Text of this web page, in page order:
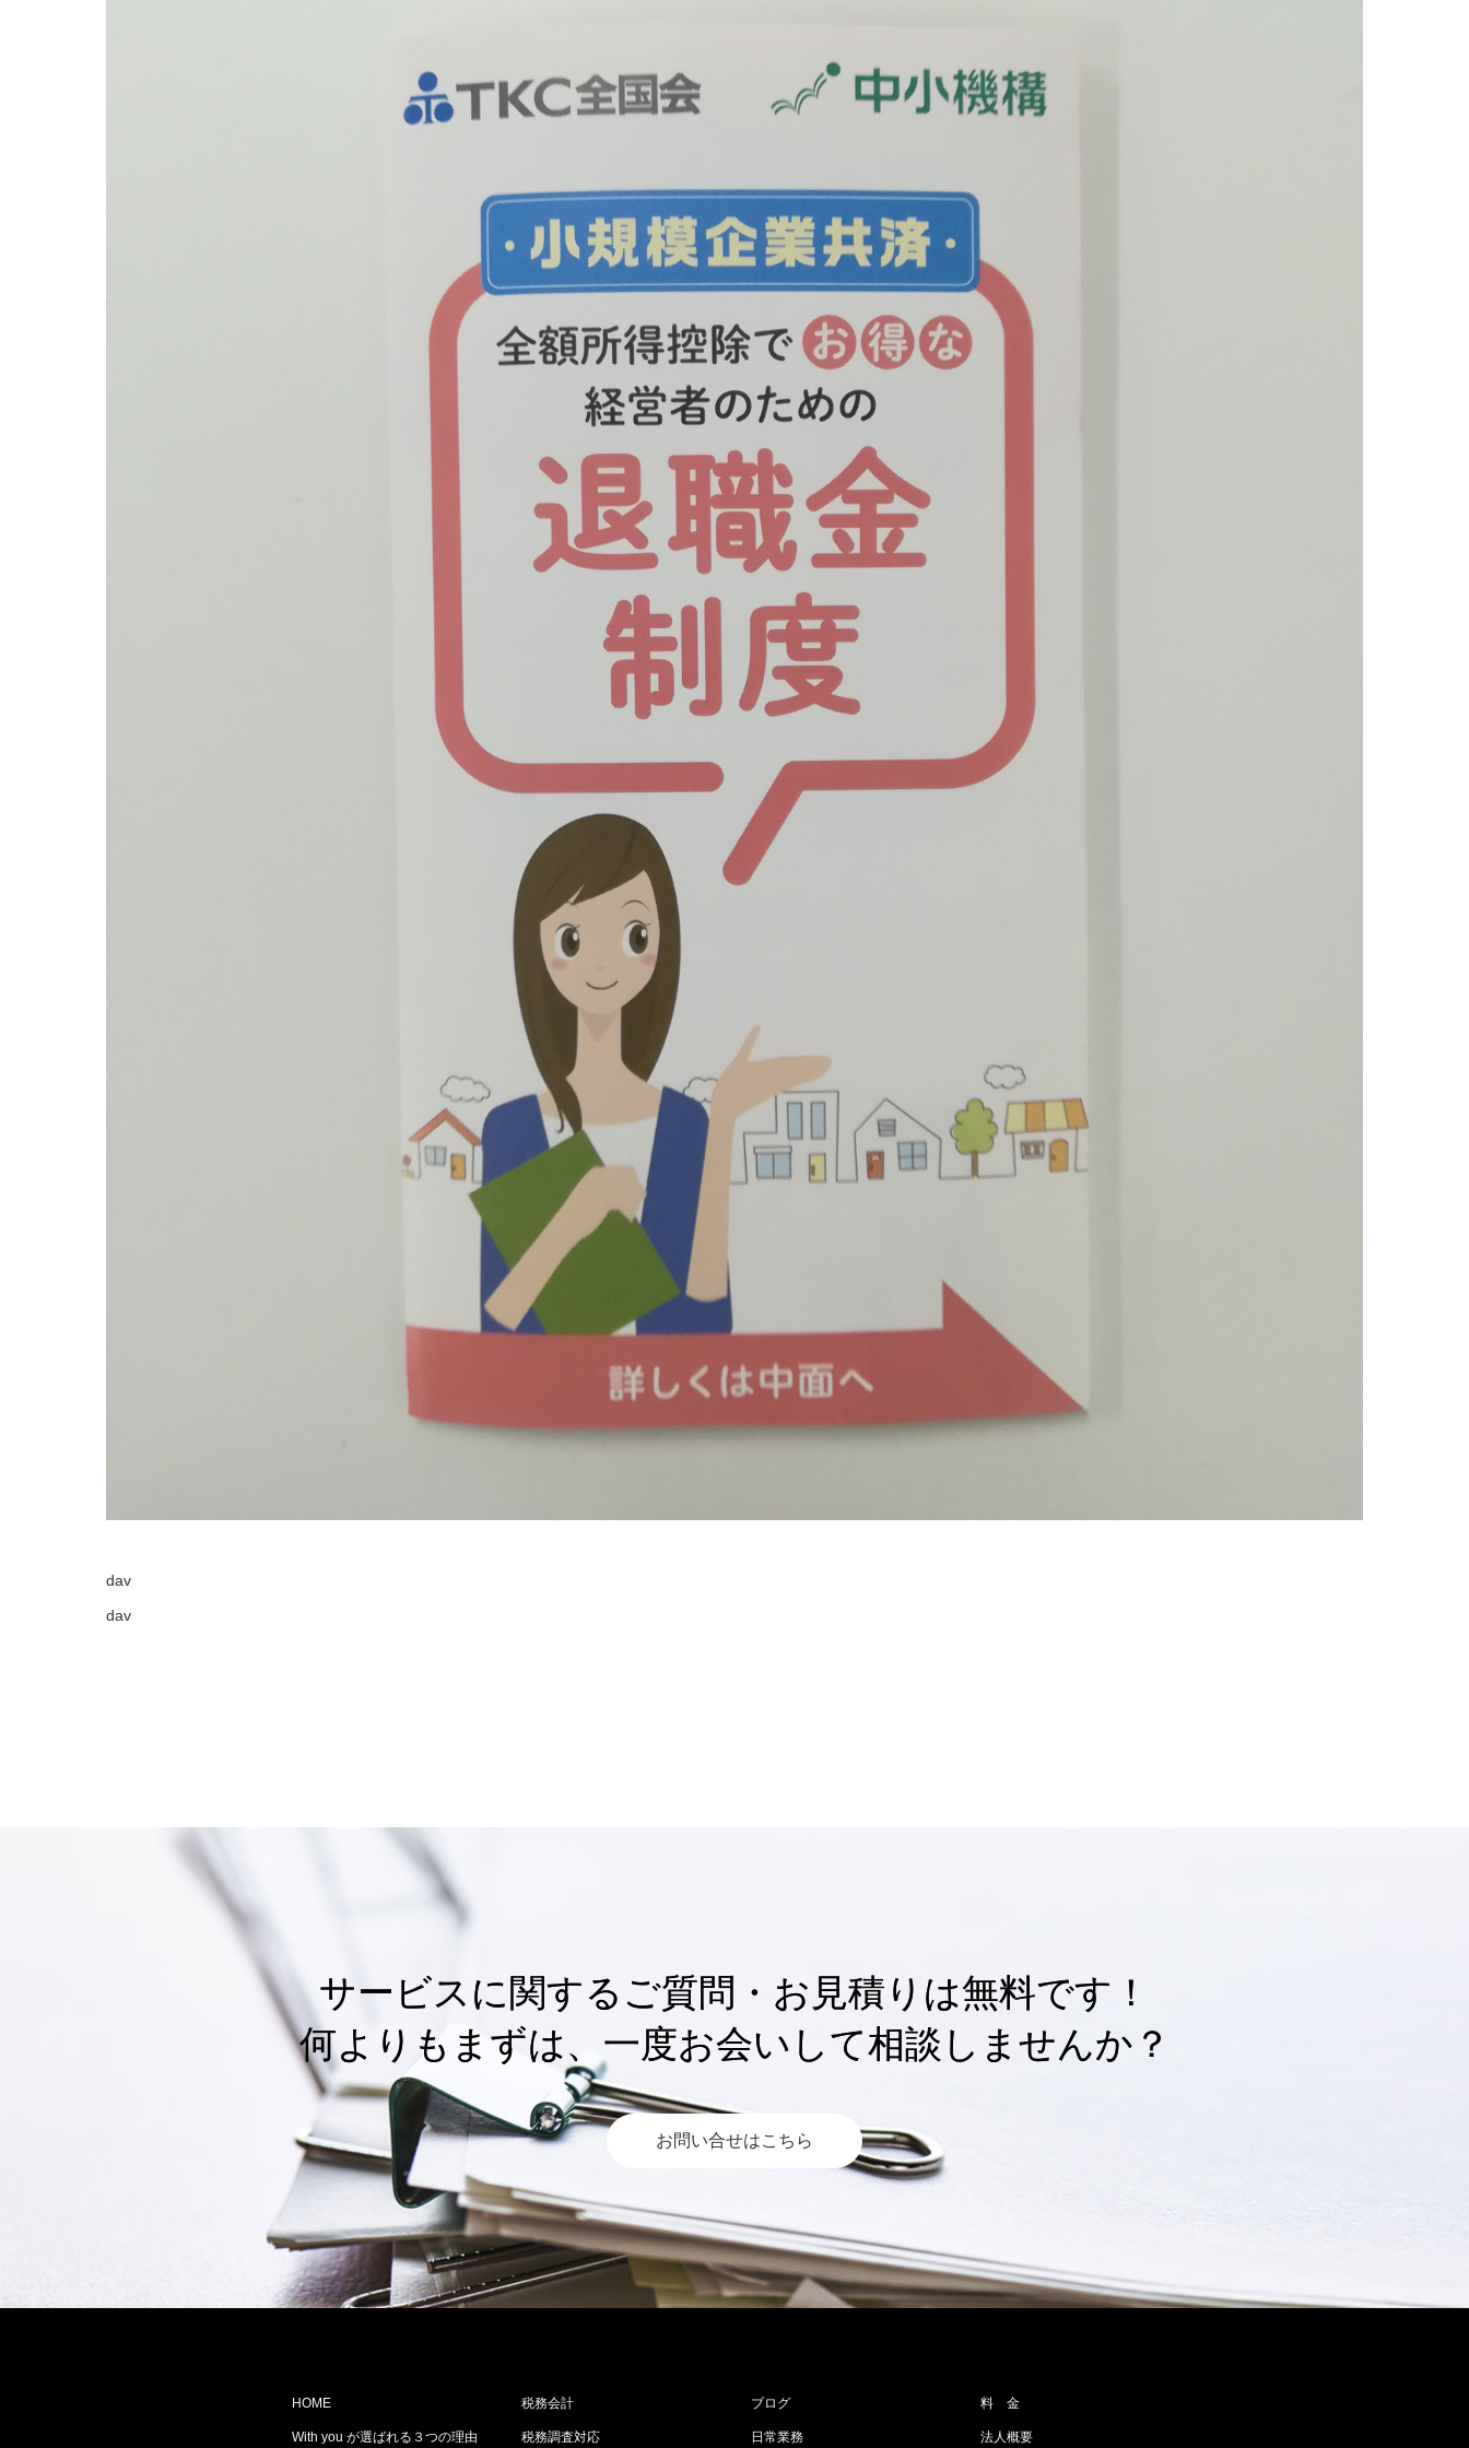
dav
dav
サービスに関するご質問・お見積りは無料です！
何よりもまずは、一度お会いして相談しませんか？
お問い合せはこちら
HOME
With you が選ばれる３つの理由
税務会計
税務調査対応
ブログ
日常業務
料 金
法人概要